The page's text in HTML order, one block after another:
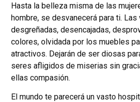
Hasta la belleza misma de las
hombre, se desvanecerá para ti. Las
desgreñadas, desencajadas,
colores, olvidada por los muebles
atractivos. Dejarán de ser diosas
seres afligidos de miserias sin
ellas compasión.
El mundo te parecerá un vasto